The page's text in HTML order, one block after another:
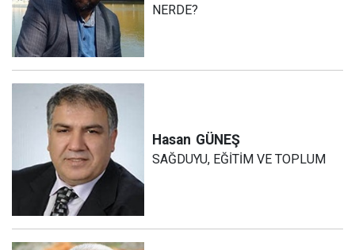
NERDE?
Hasan GÜNEŞ
SAĞDUYU, EĞİTİM VE TOPLUM